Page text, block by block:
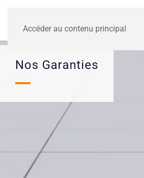
Accéder au contenu principal
Nos Garanties